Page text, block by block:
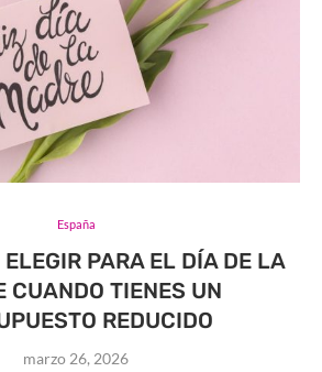
España
ELEGIR PARA EL DÍA DE LA
CUANDO TIENES UN
REDUCIDO
marzo 26, 2026